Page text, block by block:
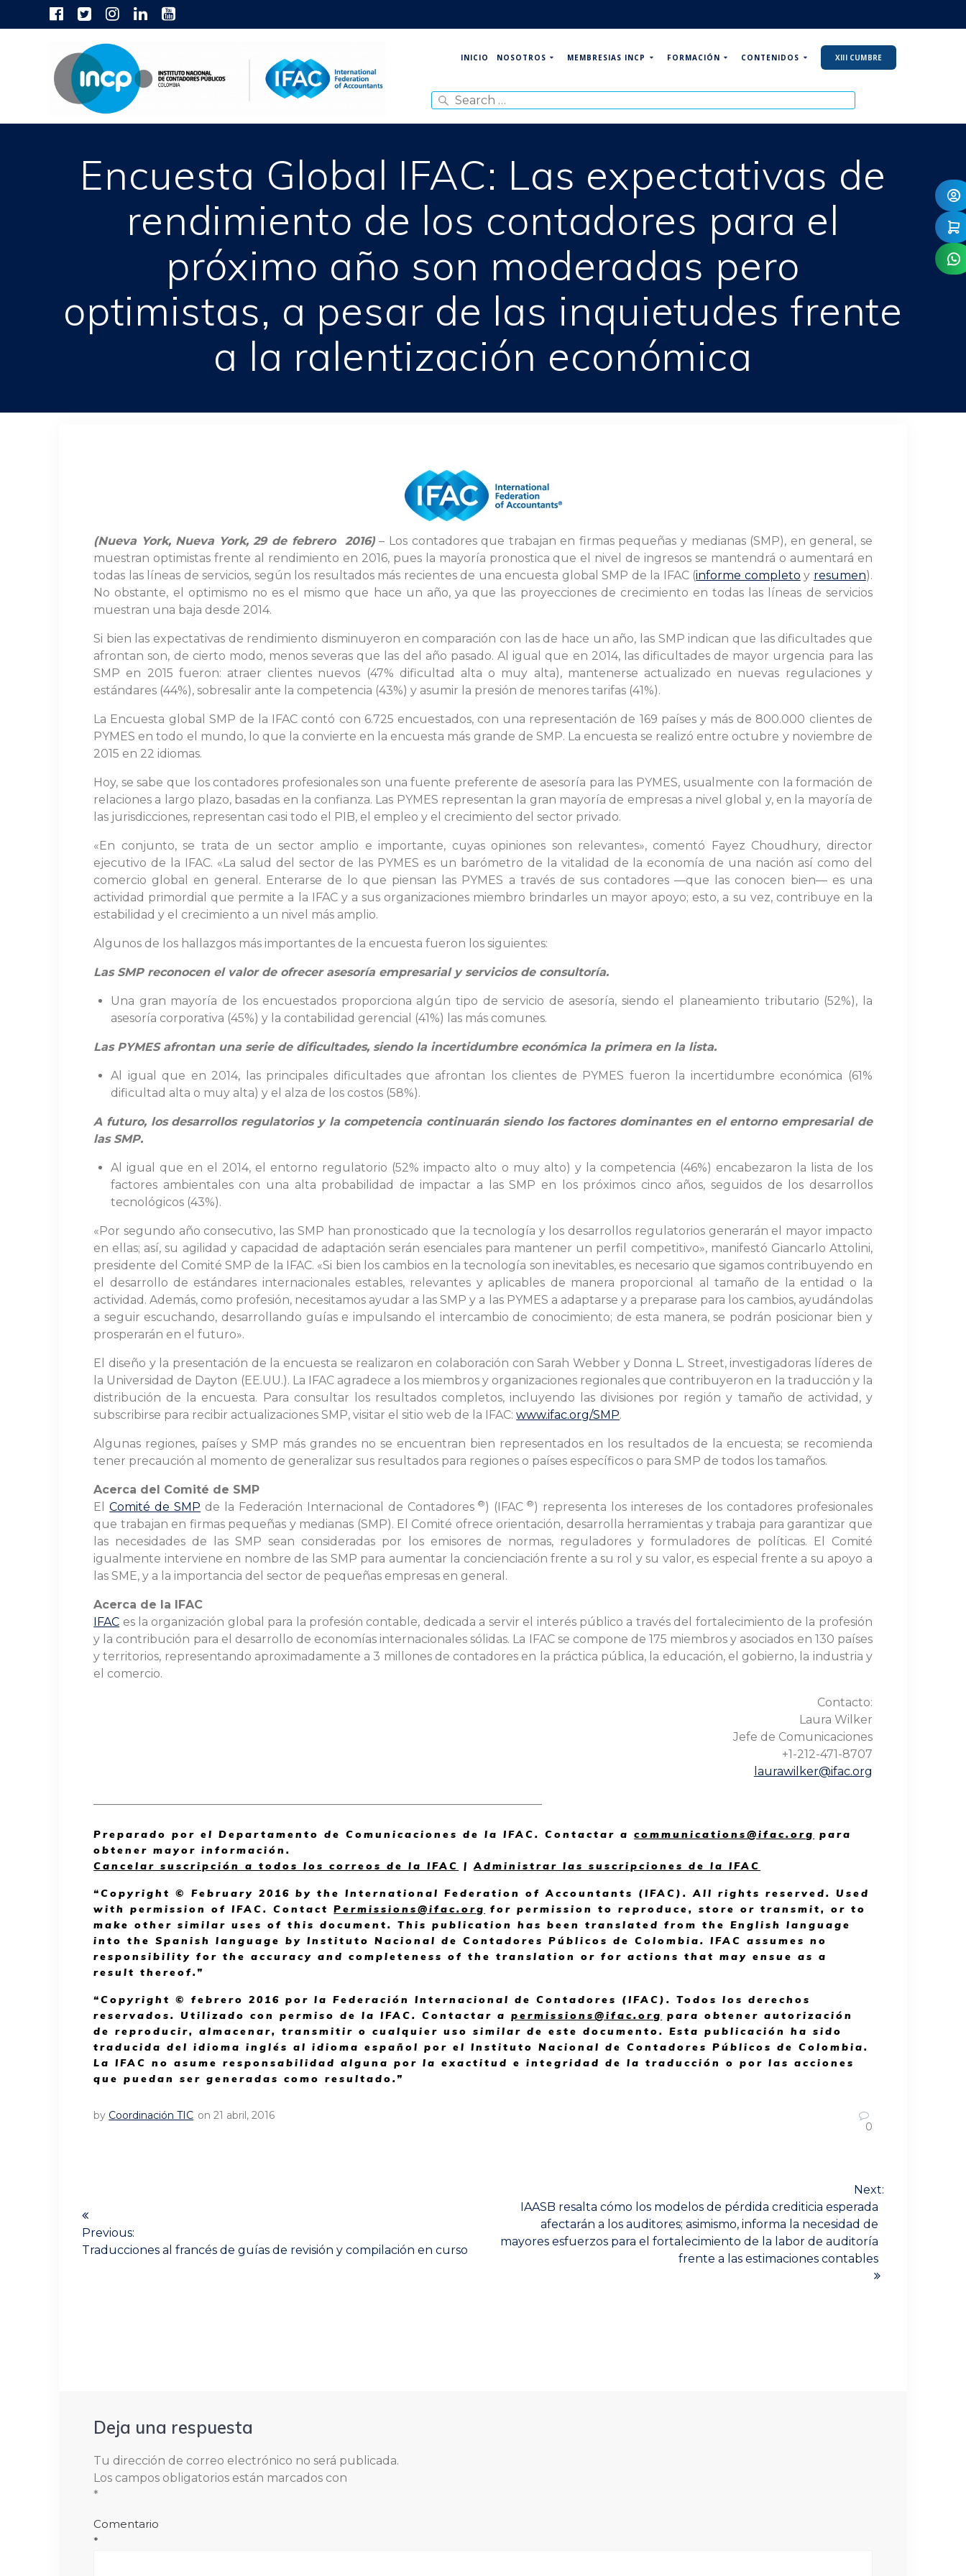
INICIO NOSOTROS MEMBRESIAS INCP FORMACIÓN CONTENIDOS XIII CUMBRE
for:
Encuesta Global IFAC: Las expectativas de
rendimiento de los contadores para el
próximo año son moderadas pero
optimistas, a pesar de las inquietudes frente
a la ralentización económica
(Nueva York, Nueva York, 29 de febrero 2016)– Los contadores que trabajan en firmas pequeñas y medianas (SMP), en general, se
muestran optimistas frente al rendimiento en 2016, pues la mayoría pronostica que el nivel de ingresos se mantendrá o aumentará en
todas las líneas de servicios, según los resultados más recientes de una encuesta global SMP de la IFAC (informe completo y resumen).
No obstante, el optimismo no es el mismo que hace un año, ya que las proyecciones de crecimiento en todas las líneas de servicios
muestran una baja desde 2014.
Si bien las expectativas de rendimiento disminuyeron en comparación con las de hace un año, las SMP indican que las dificultades que
afrontan son, de cierto modo, menos severas que las del año pasado. Al igual que en 2014, las dificultades de mayor urgencia para las
SMP en 2015 fueron: atraer clientes nuevos (47% dificultad alta o muy alta), mantenerse actualizado en nuevas regulaciones y
estándares (44%), sobresalir ante la competencia (43%) y asumir la presión de menores tarifas (41%).
La Encuesta global SMP de la IFAC contó con 6.725 encuestados, con una representación de 169 países y más de 800.000 clientes de
PYMES en todo el mundo, lo que la convierte en la encuesta más grande de SMP. La encuesta se realizó entre octubre y noviembre de
2015 en 22 idiomas.
Hoy, se sabe que los contadores profesionales son una fuente preferente de asesoría para las PYMES, usualmente con la formación de
relaciones a largo plazo, basadas en la confianza. Las PYMES representan la gran mayoría de empresas a nivel global y, en la mayoría de
las jurisdicciones, representan casi todo el PIB, el empleo y el crecimiento del sector privado.
«En conjunto, se trata de un sector amplio e importante, cuyas opiniones son relevantes», comentó Fayez Choudhury, director
ejecutivo de la IFAC. «La salud del sector de las PYMES es un barómetro de la vitalidad de la economía de una nación así como del
comercio global en general. Enterarse de lo que piensan las PYMES a través de sus contadores —que las conocen bien— es una
actividad primordial que permite a la IFAC y a sus organizaciones miembro brindarles un mayor apoyo; esto, a su vez, contribuye en la
estabilidad y el crecimiento a un nivel más amplio.
Algunos de los hallazgos más importantes de la encuesta fueron los siguientes:
Las SMP reconocen el valor de ofrecer asesoría empresarial y servicios de consultoría.
Una gran mayoría de los encuestados proporciona algún tipo de servicio de asesoría, siendo el planeamiento tributario (52%), la
asesoría corporativa (45%) y la contabilidad gerencial (41%) las más comunes.
Las PYMES afrontan una serie de dificultades, siendo la incertidumbre económica la primera en la lista.
Al igual que en 2014, las principales dificultades que afrontan los clientes de PYMES fueron la incertidumbre económica (61%
dificultad alta o muy alta) y el alza de los costos (58%).
A futuro, los desarrollos regulatorios y la competencia continuarán siendo los factores dominantes en el entorno empresarial de
las SMP.
Al igual que en el 2014, el entorno regulatorio (52% impacto alto o muy alto) y la competencia (46%) encabezaron la lista de los
factores ambientales con una alta probabilidad de impactar a las SMP en los próximos cinco años, seguidos de los desarrollos
tecnológicos (43%).
«Por segundo año consecutivo, las SMP han pronosticado que la tecnología y los desarrollos regulatorios generarán el mayor impacto
en ellas; así, su agilidad y capacidad de adaptación serán esenciales para mantener un perfil competitivo», manifestó Giancarlo Attolini,
presidente del Comité SMP de la IFAC. «Si bien los cambios en la tecnología son inevitables, es necesario que sigamos contribuyendo en
el desarrollo de estándares internacionales estables, relevantes y aplicables de manera proporcional al tamaño de la entidad o la
actividad. Además, como profesión, necesitamos ayudar a las SMP y a las PYMES a adaptarse y a preparase para los cambios, ayudándolas
a seguir escuchando, desarrollando guías e impulsando el intercambio de conocimiento; de esta manera, se podrán posicionar bien y
prosperarán en el futuro».
El diseño y la presentación de la encuesta se realizaron en colaboración con Sarah Webber y Donna L. Street, investigadoras líderes de
la Universidad de Dayton (EE.UU.). La IFAC agradece a los miembros y organizaciones regionales que contribuyeron en la traducción y la
distribución de la encuesta. Para consultar los resultados completos, incluyendo las divisiones por región y tamaño de actividad, y
subscribirse para recibir actualizaciones SMP, visitar el sitio web de la IFAC:www.ifac.org/SMP.
Algunas regiones, países y SMP más grandes no se encuentran bien representados en los resultados de la encuesta; se recomienda
tener precaución al momento de generalizar sus resultados para regiones o países específicos o para SMP de todos los tamaños.
Acerca del Comité de SMP
ElComité de SMP de la Federación Internacional de Contadores ®) (IFAC ®) representa los intereses de los contadores profesionales
que trabajan en firmas pequeñas y medianas (SMP). El Comité ofrece orientación, desarrolla herramientas y trabaja para garantizar que
las necesidades de las SMP sean consideradas por los emisores de normas, reguladores y formuladores de políticas. El Comité
igualmente interviene en nombre de las SMP para aumentar la concienciación frente a su rol y su valor, es especial frente a su apoyo a
las SME, y a la importancia del sector de pequeñas empresas en general.
Acerca de la IFAC
IFAC es la organización global para la profesión contable, dedicada a servir el interés público a través del fortalecimiento de la profesión
y la contribución para el desarrollo de economías internacionales sólidas. La IFAC se compone de 175 miembros y asociados en 130 países
y territorios, representando aproximadamente a 3 millones de contadores en la práctica pública, la educación, el gobierno, la industria y
el comercio.
Contacto:
Laura Wilker
Jefe de Comunicaciones
+1-212-471-8707
laurawilker@ifac.org
Preparado por el Departamento de Comunicaciones de la IFAC. Contactar acommunications@ifac.org para
obtener mayor información.
Cancelar suscripción a todos los correos de la IFAC |Administrar las suscripciones de la IFAC
“Copyright © February 2016 by the International Federation of Accountants (IFAC). All rights reserved. Used
with permission of IFAC. ContactPermissions@ifac.org for permission to reproduce, store or transmit, or to
make other similar uses of this document. This publication has been translated from the English language
into the Spanish language by Instituto Nacional de Contadores Públicos de Colombia. IFAC assumes no
responsibility for the accuracy and completeness of the translation or for actions that may ensue as a
result thereof.”
“Copyright © febrero 2016 por la Federación Internacional de Contadores (IFAC). Todos los derechos
reservados. Utilizado con permiso de la IFAC. Contactar apermissions@ifac.org para obtener autorización
de reproducir, almacenar, transmitir o cualquier uso similar de este documento. Esta publicación ha sido
traducida del idioma inglés al idioma español por el Instituto Nacional de Contadores Públicos de Colombia.
La IFAC no asume responsabilidad alguna por la exactitud e integridad de la traducción o por las acciones
que puedan ser generadas como resultado.”
by Coordinación TIC on 21 abril, 2016
0
de
entradas
Previous:
Previous
Traducciones al francés de guías de revisión y compilación en curso
Next:
IAASB resalta cómo los modelos de pérdida crediticia esperada
afectarán a los auditores; asimismo, informa la necesidad de
mayores esfuerzos para el fortalecimiento de la labor de auditoría
frente a las estimaciones contables
Deja una respuesta
Tu dirección de correo electrónico no será publicada.
Los campos obligatorios están marcados con
*
Comentario
*